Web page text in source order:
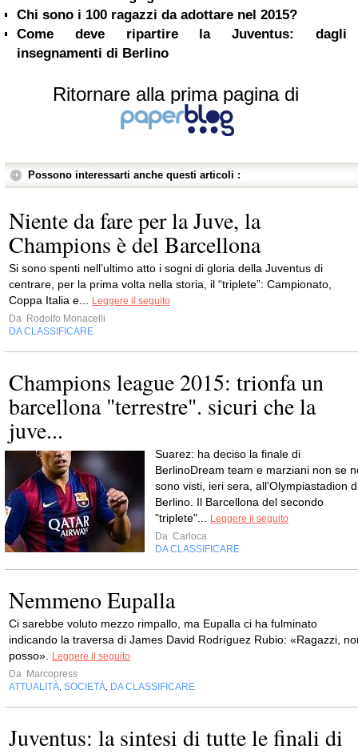
Chi sono i 100 ragazzi da adottare nel 2015?
Come deve ripartire la Juventus: dagli
insegnamenti di Berlino
Ritornare alla prima pagina di
Possono interessarti anche questi articoli :
Niente da fare per la Juve, la
Champions è del Barcellona
Si sono spenti nell’ultimo atto i sogni di gloria della Juventus di
centrare, per la prima volta nella storia, il “triplete”: Campionato,
Coppa Italia e...
Leggere il seguito
Da Rodolfo Monacelli
DA CLASSIFICARE
Champions league 2015: trionfa un
barcellona "terrestre". sicuri che la
juve...
Suarez: ha deciso la finale di
BerlinoDream team e marziani non se
sono visti, ieri sera, all'Olympiastadion
Berlino. Il Barcellona del secondo
"triplete"...
Leggere il seguito
Da Carloca
DA CLASSIFICARE
Nemmeno Eupalla
Ci sarebbe voluto mezzo rimpallo, ma Eupalla ci ha fulminato
indicando la traversa di James David Rodríguez Rubio: «Ragazzi,
posso».
Leggere il seguito
Da Marcopress
ATTUALITÀ SOCIETÀ DA CLASSIFICARE
Juventus: la sintesi di tutte le finali di